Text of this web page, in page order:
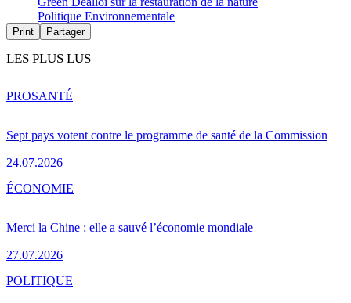
Politique Environnementale
Print Partager
LES PLUS LUS
Sept pays votent contre le programme de santé de la Commission
24.07.2026
PROSANTÉ
Merci la Chine : elle a sauvé l’économie mondiale
27.07.2026
ÉCONOMIE
POLITIQUE